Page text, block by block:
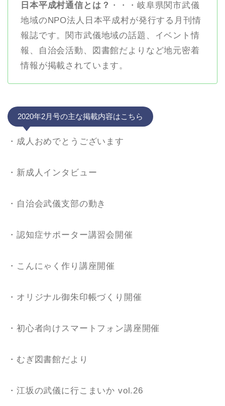
日本平成村通信とは？ ・・・岐阜県関市武儀
地域のNPO法人日本平成村が発行する月刊情
報誌です。関市武儀地域の話題、イベント情
報、自治会活動、図書館だよりなど地元密着
情報が掲載されています。
2020年2月号の主な掲載内容はこちら
・成人おめでとうございます
・新成人インタビュー
・自治会武儀支部の動き
・認知症サポーター講習会開催
・こんにゃく作り講座開催
・オリジナル御朱印帳づくり開催
・初心者向けスマートフォン講座開催
・むぎ図書館だより
・江坂の武儀に行こまいか vol.26